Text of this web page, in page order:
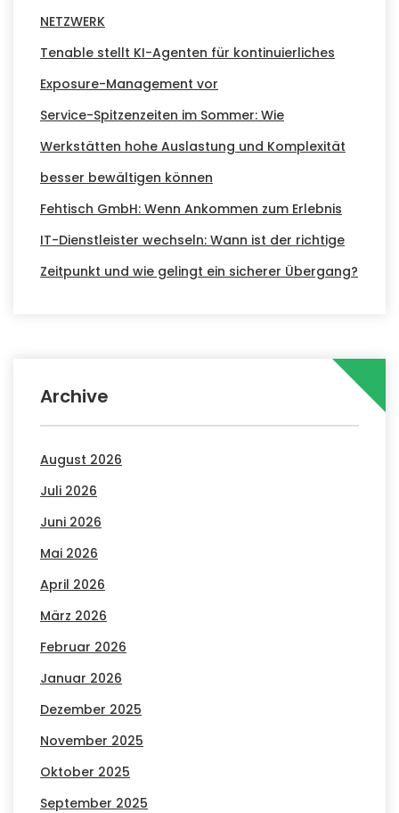
NETZWERK
Tenable stellt KI-Agenten für kontinuierliches
Exposure-Management vor
Service-Spitzenzeiten im Sommer: Wie
Werkstätten hohe Auslastung und Komplexität
besser bewältigen können
Fehtisch GmbH: Wenn Ankommen zum Erlebnis
IT-Dienstleister wechseln: Wann ist der richtige
Zeitpunkt und wie gelingt ein sicherer Übergang?
Archive
August 2026
Juli 2026
Juni 2026
Mai 2026
April 2026
März 2026
Februar 2026
Januar 2026
Dezember 2025
November 2025
Oktober 2025
September 2025